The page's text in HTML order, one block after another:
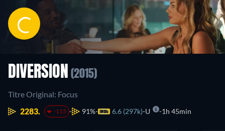
DIVERSION (2015)
Titre Original: Focus
2283.
-115 91% 6.6 (297k) U 1h 45min